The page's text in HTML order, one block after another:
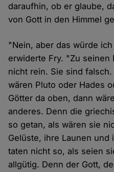
daraufhin, ob er glaube,
von Gott in den Himmel
"Nein, aber das würde
erwiderte Fry. "Zu seinen
nicht rein. Sie sind
wären Pluto oder Hades
Götter da oben, dann
anderes. Denn die
so getan, als wären sie
Gelüste, ihre Launen und
taten nicht so, als seien
allgütig. Denn der Gott,